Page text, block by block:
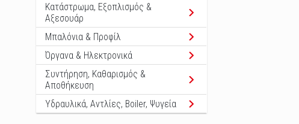
Κατάστρωμα, Εξοπλισμός &
Αξεσουάρ
Μπαλόνια & Προφίλ
Όργανα & Ηλεκτρονικά
Συντήρηση, Καθαρισμός &
Αποθήκευση
Υδραυλικά, Αντλίες, Boiler, Ψυγεία